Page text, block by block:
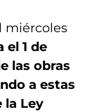
miércoles
el 1 de
las obras
a estas
la Ley